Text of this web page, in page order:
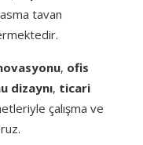
tavan
, ofis
dizaynı, ticari
çalışma ve